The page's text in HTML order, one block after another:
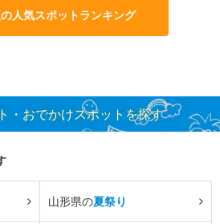
人気スポットランキング
・おでかけスポットを探す
山形県の夏祭り